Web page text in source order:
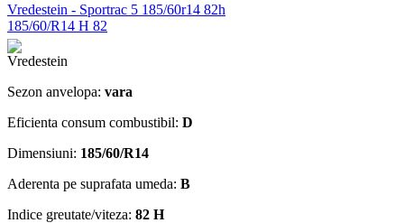
Vredestein - Sportrac 5 185/60r14 82h
185/60/R14 H 82
Sezon anvelopa: vara
Eficienta consum combustibil: D
Dimensiuni: 185/60/R14
Aderenta pe suprafata umeda: B
Indice greutate/viteza: 82 H